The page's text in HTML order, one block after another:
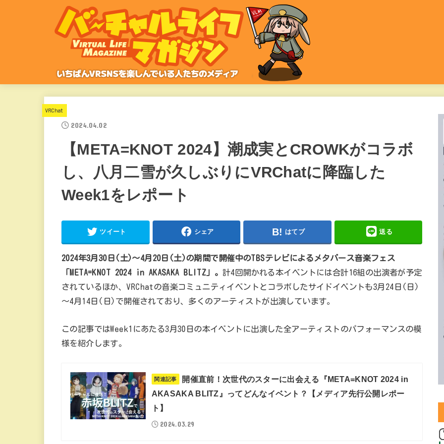
VRChat
2024.04.02
【META=KNOT 2024】潮成実とCROWKがコラボ
し、八月二雪が久しぶりにVRChatに降臨した
Week1をレポート
ツイート シェア はてブ 送る
2024年3月30日(土)～4月20日(土)の期間で開催中のTBSテレビによるメタバース音楽フェス
「META=KNOT 2024 in AKASAKA BLITZ」。計4回開かれる本イベントには合計16組の出演者が予定
されているほか、VRChatの音楽コミュニティイベントとコラボしたサイドイベントも3月24日(日)
～4月14日(日)で開催されており、多くのアーティストが出演しています。
この記事ではWeek1にあたる3月30日の本イベントに出演した全アーティストのパフォーマンスの模
様を紹介します。
関連記事
開催直前！次世代のスターに出会える『META=KNOT 2024 in
AKASAKA BLITZ』ってどんなイベント？【メディア先行公開レポー
ト】
2024.03.29